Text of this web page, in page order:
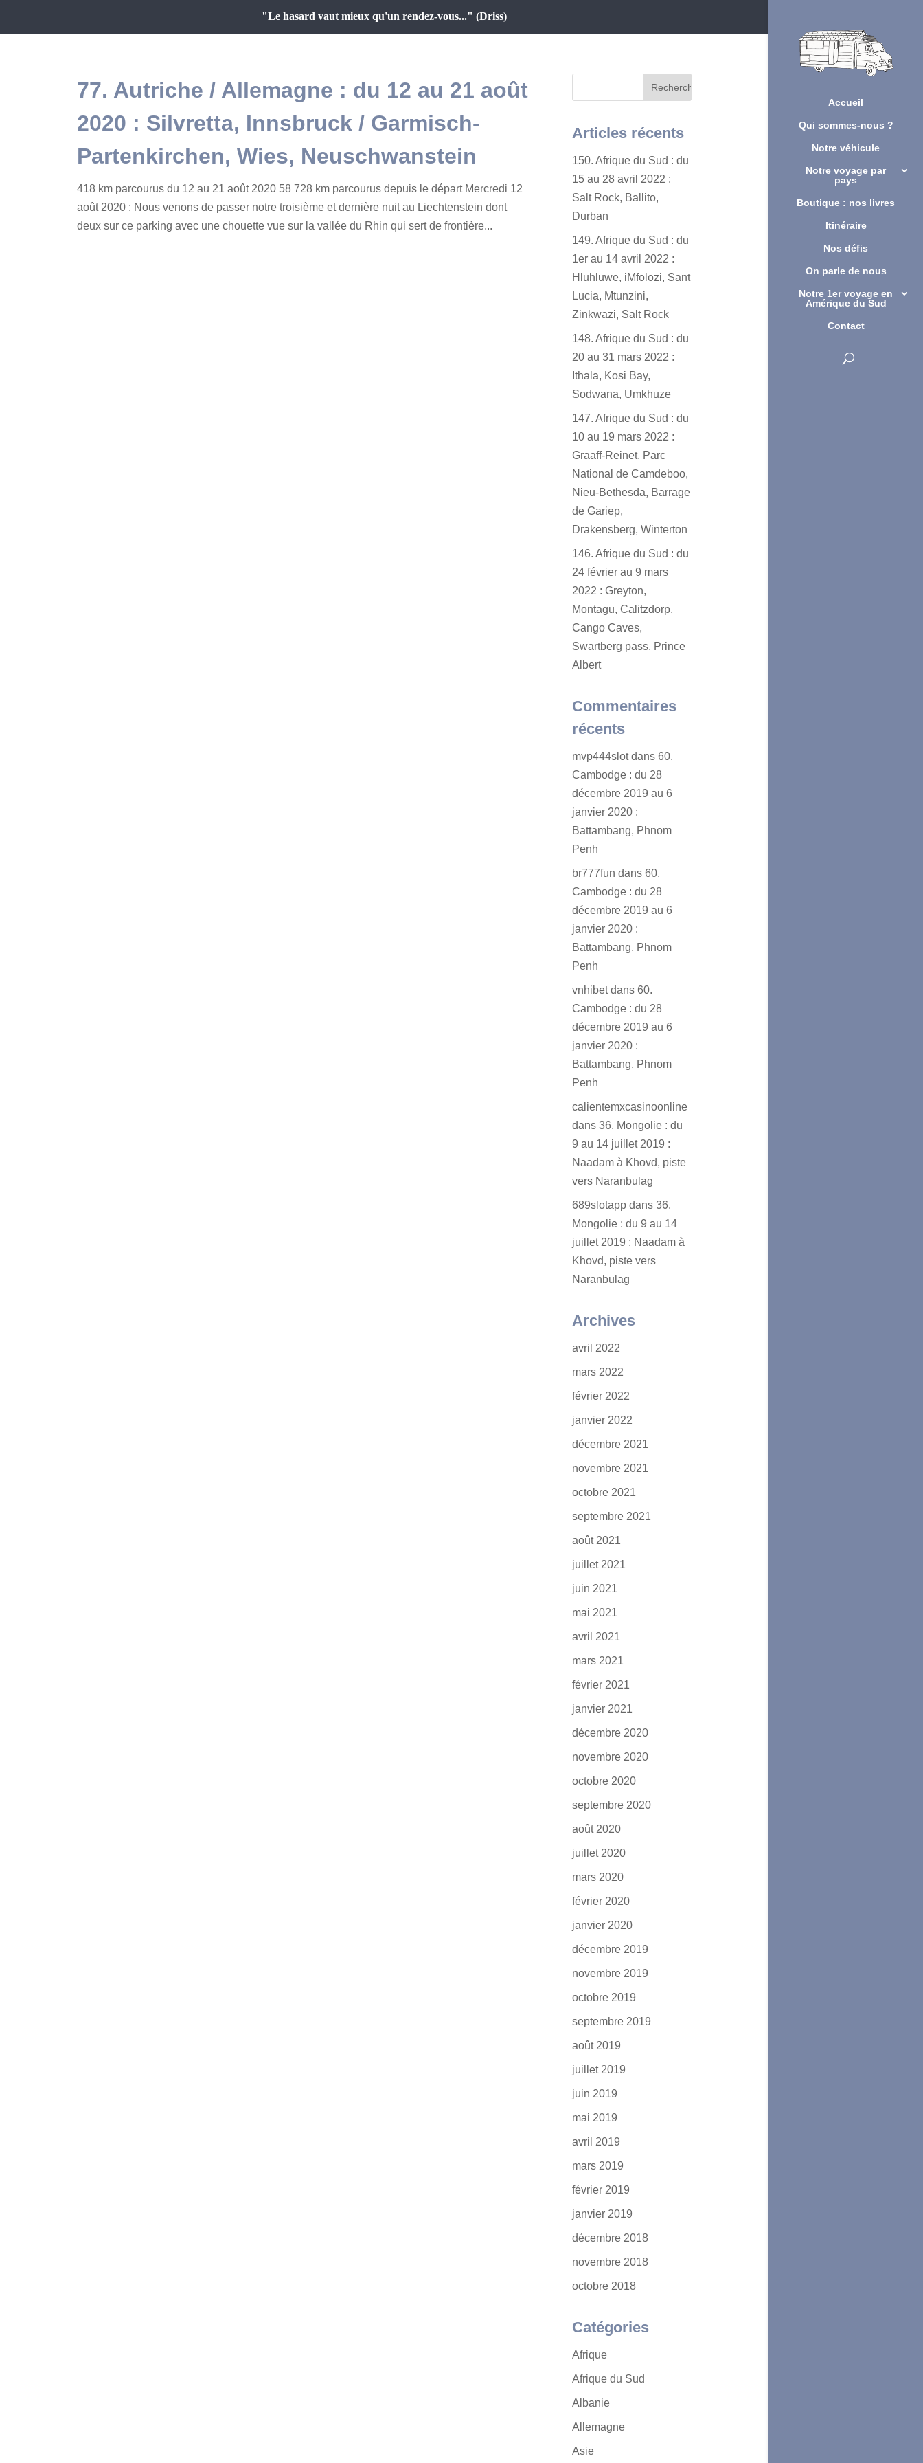
"Le hasard vaut mieux qu'un rendez-vous..." (Driss)
Accueil
Qui sommes-nous ?
Notre véhicule
Notre voyage par
pays
Boutique : nos livres
Itinéraire
Nos défis
On parle de nous
Notre 1er voyage en
Amérique du Sud
Contact
77. Autriche / Allemagne : du 12 au 21 août
2020 : Silvretta, Innsbruck / Garmisch-
Partenkirchen, Wies, Neuschwanstein
418 km parcourus du 12 au 21 août 2020 58 728 km parcourus depuis le départ Mercredi 12
août 2020 : Nous venons de passer notre troisième et dernière nuit au Liechtenstein dont
deux sur ce parking avec une chouette vue sur la vallée du Rhin qui sert de frontière...
Articles récents
150. Afrique du Sud : du
15 au 28 avril 2022 :
Salt Rock, Ballito,
Durban
149. Afrique du Sud : du
1er au 14 avril 2022 :
Hluhluwe, iMfolozi, Sant
Lucia, Mtunzini,
Zinkwazi, Salt Rock
148. Afrique du Sud : du
20 au 31 mars 2022 :
Ithala, Kosi Bay,
Sodwana, Umkhuze
147. Afrique du Sud : du
10 au 19 mars 2022 :
Graaff-Reinet, Parc
National de Camdeboo,
Nieu-Bethesda, Barrage
de Gariep,
Drakensberg, Winterton
146. Afrique du Sud : du
24 février au 9 mars
2022 : Greyton,
Montagu, Calitzdorp,
Cango Caves,
Swartberg pass, Prince
Albert
Commentaires
récents
mvp444slotdans60.
Cambodge : du 28
décembre 2019 au 6
janvier 2020 :
Battambang, Phnom
Penh
br777fun dans60.
Cambodge : du 28
décembre 2019 au 6
janvier 2020 :
Battambang, Phnom
Penh
vnhibetdans60.
Cambodge : du 28
décembre 2019 au 6
janvier 2020 :
Battambang, Phnom
Penh
calientemxcasinoonline
dans36. Mongolie : du
9 au 14 juillet 2019 :
Naadam à Khovd, piste
vers Naranbulag
689slotapp dans36.
Mongolie : du 9 au 14
juillet 2019 : Naadam à
Khovd, piste vers
Naranbulag
Archives
avril 2022
mars 2022
février 2022
janvier 2022
décembre 2021
novembre 2021
octobre 2021
septembre 2021
août 2021
juillet 2021
juin 2021
mai 2021
avril 2021
mars 2021
février 2021
janvier 2021
décembre 2020
novembre 2020
octobre 2020
septembre 2020
août 2020
juillet 2020
mars 2020
février 2020
janvier 2020
décembre 2019
novembre 2019
octobre 2019
septembre 2019
août 2019
juillet 2019
juin 2019
mai 2019
avril 2019
mars 2019
février 2019
janvier 2019
décembre 2018
novembre 2018
octobre 2018
Catégories
Afrique
Afrique du Sud
Albanie
Allemagne
Asie